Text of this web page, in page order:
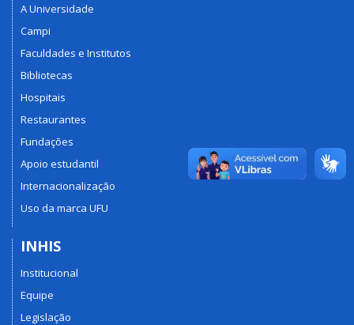
A Universidade
Campi
Faculdades e Institutos
Bibliotecas
Hospitais
Restaurantes
Fundações
Apoio estudantil
Internacionalização
Uso da marca UFU
INHIS
Institucional
Equipe
Legislação